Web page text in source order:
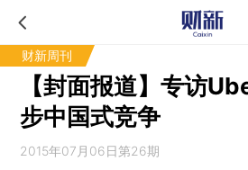
财新周刊
【封面报道】专访
步中国式竞争
2015年07月06日第26期